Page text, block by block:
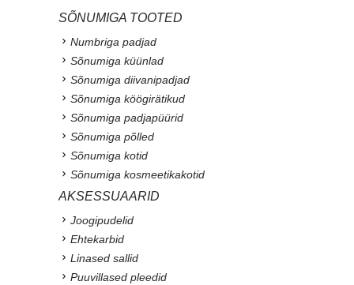
SÕNUMIGA TOOTED
Numbriga padjad
Sõnumiga küünlad
Sõnumiga diivanipadjad
Sõnumiga köögirätikud
Sõnumiga padjapüürid
Sõnumiga põlled
Sõnumiga kotid
Sõnumiga kosmeetikakotid
AKSESSUAARID
Joogipudelid
Ehtekarbid
Linased sallid
Puuvillased pleedid